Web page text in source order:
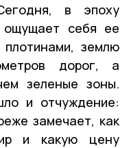
в эпоху
ощущает себя ее
плотинами, землю
дорог, а
зеленые зоны.
и отчуждение:
замечает, как
и какую цену